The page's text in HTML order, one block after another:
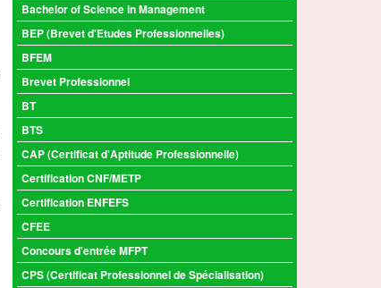
Bachelor of Science in Management
BEP (Brevet d'Etudes Professionnelles)
BFEM
Brevet Professionnel
BT
BTS
CAP (Certificat d'Aptitude Professionnelle)
Certification CNF/METP
Certification ENFEFS
CFEE
Concours d'entrée MFPT
CPS (Certificat Professionnel de Spécialisation)